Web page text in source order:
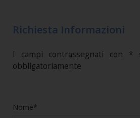
Richiesta Informazioni
I campi contrassegnati con *
obbligatoriamente
Nome*